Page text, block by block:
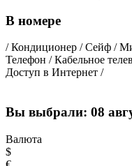
В номере
/ Кондиционер / Сейф /
Телефон / Кабельное
Доступ в Интернет /
Вы выбрали: 08
Валюта
$